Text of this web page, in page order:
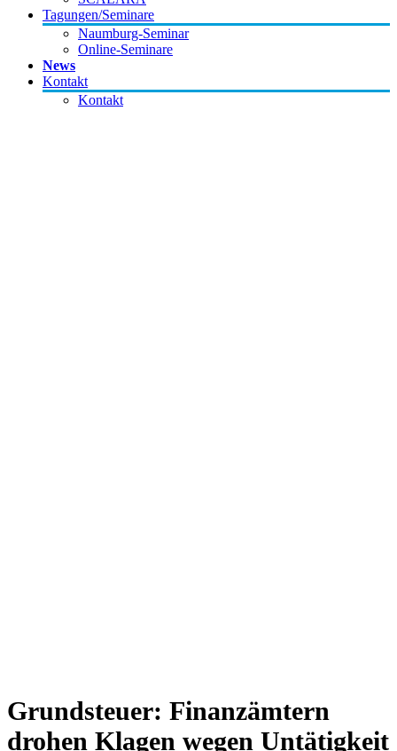
Tagungen/Seminare
Naumburg-Seminar
Online-Seminare
News
Kontakt
Kontakt
Grundsteuer: Finanzämtern
drohen Klagen wegen Untätigkeit